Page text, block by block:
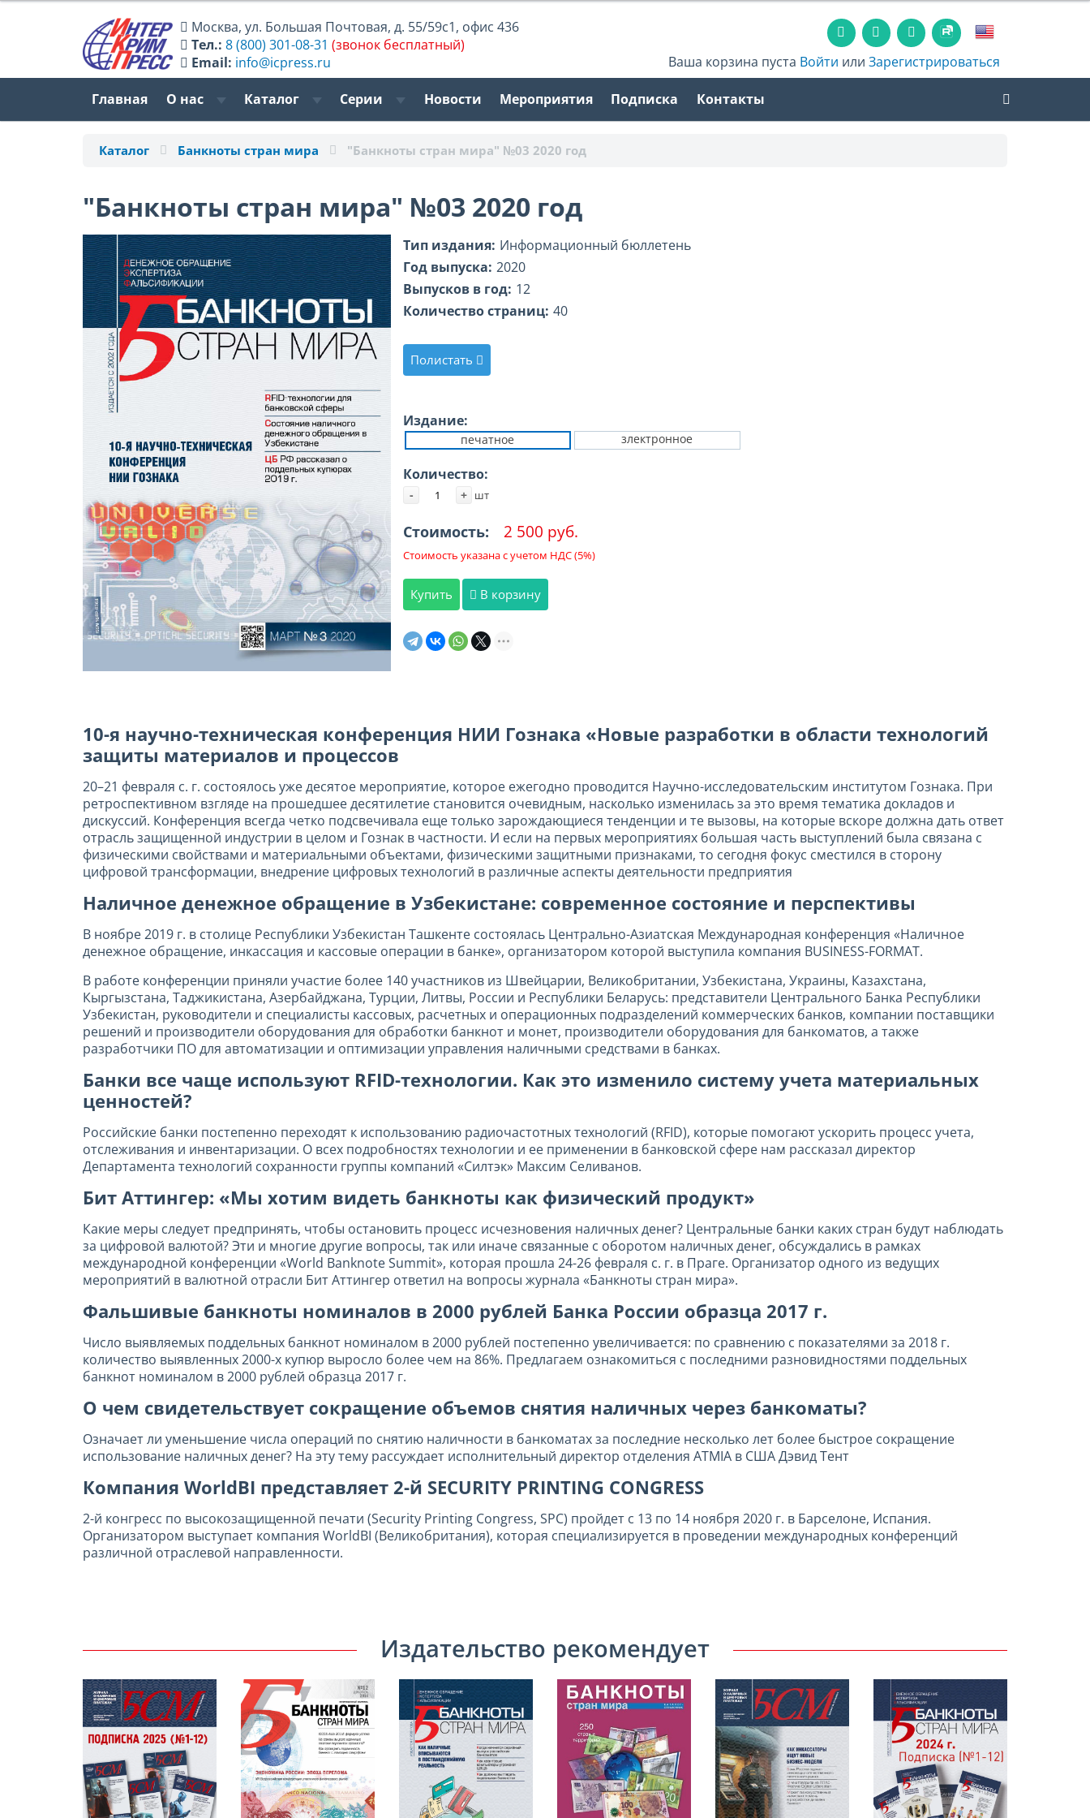
Москва,ул. Большая Почтовая, д. 55/59с1, офис 436
Тел.: 8 (800) 301-08-31 (звонок бесплатный)
Email: info@icpress.ru Ваша корзина пуста Войти илиЗарегистрироваться
Главная О нас Каталог Серии Новости Мероприятия Подписка Контакты
Каталог Банкноты стран мира "Банкноты стран мира" №03 2020 год
"Банкноты стран мира" №03 2020 год
Тип издания: Информационный бюллетень
Год выпуска: 2020
Выпусков в год: 12
Количество страниц: 40
Полистать
Издание:
печатное злектронное
Количество:
- + шт
Стоимость: 2 500 руб.
Стоимость указана с учетом НДС (5%)
Купить В корзину
10-я научно-техническая конференция НИИ Гознака «Новые разработки в области технологий
защиты материалов и процессов
20–21 февраля с. г. состоялось уже десятое мероприятие, которое ежегодно проводится Научно-исследовательским институтом Гознака. При
ретроспективном взгляде на прошедшее десятилетие становится очевидным, насколько изменилась за это время тематика докладов и
дискуссий. Конференция всегда четко подсвечивала еще только зарождающиеся тенденции и те вызовы, на которые вскоре должна дать ответ
отрасль защищенной индустрии в целом и Гознак в частности. И если на первых мероприятиях большая часть выступлений была связана с
физическими свойствами и материальными объектами, физическими защитными признаками, то сегодня фокус сместился в сторону
цифровой трансформации, внедрение цифровых технологий в различные аспекты деятельности предприятия
Наличное денежное обращение в Узбекистане: современное состояние и перспективы
В ноябре 2019 г. в столице Республики Узбекистан Ташкенте состоялась Центрально-Азиатская Международная конференция «Наличное
денежное обращение, инкассация и кассовые операции в банке», организатором которой выступила компания BUSINESS-FORMAT.
В работе конференции приняли участие более 140 участников из Швейцарии, Великобритании, Узбекистана, Украины, Казахстана,
Кыргызстана, Таджикистана, Азербайджана, Турции, Литвы, России и Республики Беларусь: представители Центрального Банка Республики
Узбекистан, руководители и специалисты кассовых, расчетных и операционных подразделений коммерческих банков, компании поставщики
решений и производители оборудования для обработки банкнот и монет, производители оборудования для банкоматов, а также
разработчики ПО для автоматизации и оптимизации управления наличными средствами в банках.
Банки все чаще используют RFID-технологии. Как это изменило систему учета материальных
ценностей?
Российские банки постепенно переходят к использованию радиочастотных технологий (RFID), которые помогают ускорить процесс учета,
отслеживания и инвентаризации. О всех подробностях технологии и ее применении в банковской сфере нам рассказал директор
Департамента технологий сохранности группы компаний «Силтэк» Максим Селиванов.
Бит Аттингер: «Мы хотим видеть банкноты как физический продукт»
Какие меры следует предпринять, чтобы остановить процесс исчезновения наличных денег? Центральные банки каких стран будут наблюдать
за цифровой валютой? Эти и многие другие вопросы, так или иначе связанные с оборотом наличных денег, обсуждались в рамках
международной конференции «World Banknote Summit», которая прошла 24-26 февраля с. г. в Праге. Организатор одного из ведущих
мероприятий в валютной отрасли Бит Аттингер ответил на вопросы журнала «Банкноты стран мира».
Фальшивые банкноты номиналов в 2000 рублей Банка России образца 2017 г.
Число выявляемых поддельных банкнот номиналом в 2000 рублей постепенно увеличивается: по сравнению с показателями за 2018 г.
количество выявленных 2000-х купюр выросло более чем на 86%. Предлагаем ознакомиться с последними разновидностями поддельных
банкнот номиналом в 2000 рублей образца 2017 г.
О чем свидетельствует сокращение объемов снятия наличных через банкоматы?
Означает ли уменьшение числа операций по снятию наличности в банкоматах за последние несколько лет более быстрое сокращение
использование наличных денег? На эту тему рассуждает исполнительный директор отделения ATMIA в США Дэвид Тент
Компания WorldBI представляет 2-й SECURITY PRINTING CONGRESS
2-й конгресс по высокозащищенной печати (Security Printing Congress, SPC) пройдет с 13 по 14 ноября 2020 г. в Барселоне, Испания.
Организатором выступает компания WorldBI (Великобритания), которая специализируется в проведении международных конференций
различной отраслевой направленности.
Издательство рекомендует